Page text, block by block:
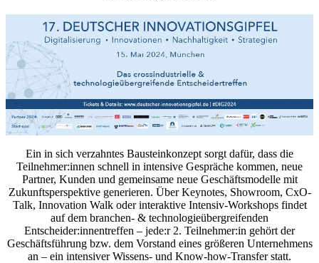
Ein in sich verzahntes Bausteinkonzept sorgt dafür, dass die
Teilnehmer:innen schnell in intensive Gespräche kommen, neue
Partner, Kunden und gemeinsame neue Geschäftsmodelle mit
Zukunftsperspektive generieren. Über Keynotes, Showroom, CxO-
Talk, Innovation Walk oder interaktive Intensiv-Workshops findet
auf dem branchen- & technologieübergreifenden
Entscheider:innentreffen – jede:r 2. Teilnehmer:in gehört der
Geschäftsführung bzw. dem Vorstand eines größeren Unternehmens
an – ein intensiver Wissens- und Know-how-Transfer statt.